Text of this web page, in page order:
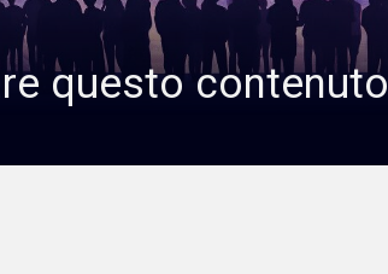
questo contenuto